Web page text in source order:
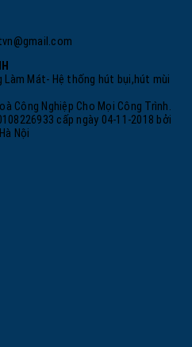
Làm Mát- Hệ thống hút bụi,hút mùi
Công Nghiệp Cho Mọi Công Trình.
cấp ngày 04-11-2018 bởi
Nội